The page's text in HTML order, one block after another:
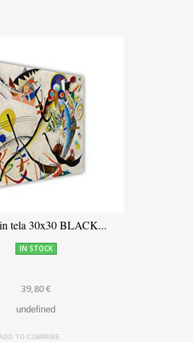
tela 30x30 BLACK...
IN STOCK
39,80 €
undefined
TO COMPARE